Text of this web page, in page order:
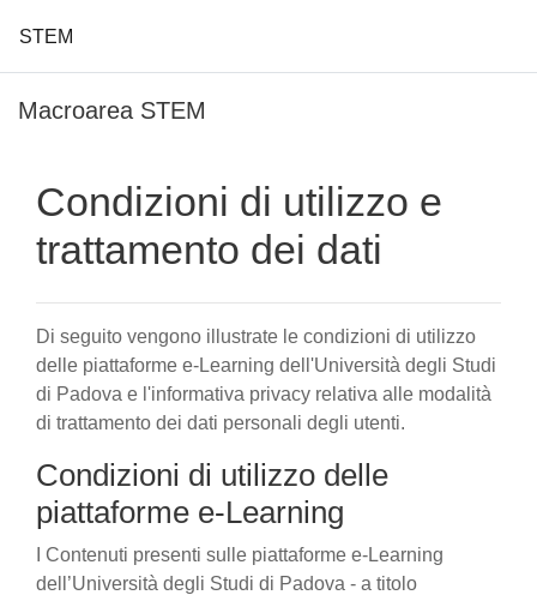
STEM
Macroarea STEM
Condizioni di utilizzo e
trattamento dei dati
Di seguito vengono illustrate le condizioni di utilizzo
delle piattaforme e-Learning dell'Università degli Studi
di Padova e l'informativa privacy relativa alle modalità
di trattamento dei dati personali degli utenti.
Condizioni di utilizzo delle
piattaforme e-Learning
I Contenuti presenti sulle piattaforme e-Learning
dell’Università degli Studi di Padova - a titolo